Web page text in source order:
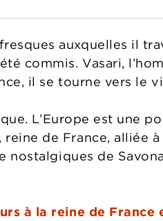
auxquelles il
commis. Vasari,
il se tourne vers le
L’Europe est une
de France, alliée
nostalgiques de
à la reine de France